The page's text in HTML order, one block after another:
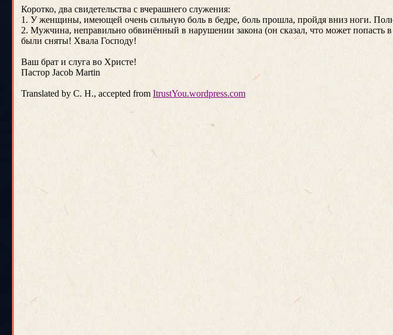
Коротко, два свидетельства с вчерашнего служения:
1. У женщины, имеющей очень сильную боль в бедре, боль прошла, пройдя вниз ноги.
2. Мужчина, неправильно обвинённый в нарушении закона (он сказал, что может попасть в
были сняты! Хвала Господу!
Ваш брат и слуга во Христе!
Пастор Jacob Martin
Translated by C. H., accepted from ItrustYou.wordpress.com